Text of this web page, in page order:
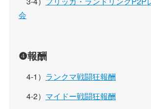
会
❹報酬
4-1） ランクマ戦闘狂報酬
4-2） マイドー戦闘狂報酬